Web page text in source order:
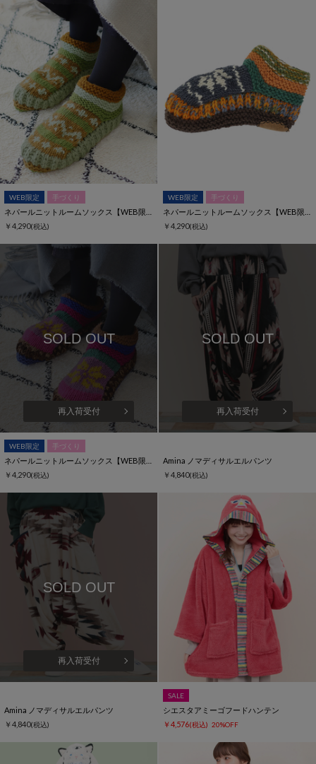
WEB限定 手づくり
￥4,290(税込)
WEB限定 手づくり
￥4,290(税込)
SOLD OUT
再入荷受付
WEB限定 手づくり
￥4,290(税込)
SOLD OUT
再入荷受付
Amina ノマディサルエルパンツ
￥4,840(税込)
SOLD OUT
再入荷受付
Amina ノマディサルエルパンツ
￥4,840(税込)
SALE
シエスタアミーゴフードハンテン
￥4,576(税込) 20%OFF